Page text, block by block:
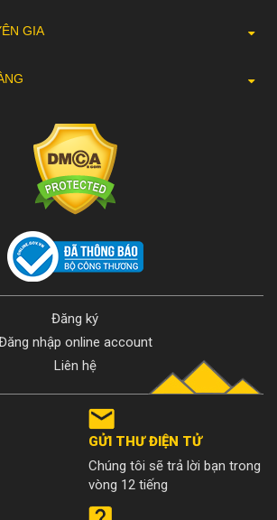
GIA
Đăng ký
nhập online account
Liên hệ
GỬI THƯ ĐIỆN TỬ
Chúng tôi sẽ trả lời bạn trong
vòng 12 tiếng